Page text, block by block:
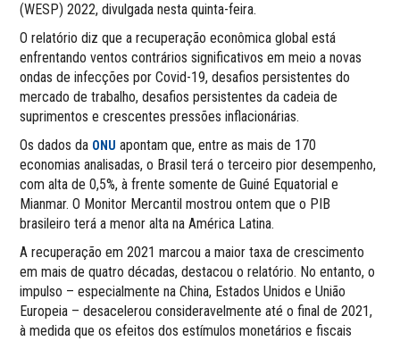
(WESP) 2022, divulgada nesta quinta-feira.
O relatório diz que a recuperação econômica global está
enfrentando ventos contrários significativos em meio a novas
ondas de infecções por Covid-19, desafios persistentes do
mercado de trabalho, desafios persistentes da cadeia de
suprimentos e crescentes pressões inflacionárias.
Os dados da ONU apontam que, entre as mais de 170
economias analisadas, o Brasil terá o terceiro pior desempenho,
com alta de 0,5%, à frente somente de Guiné Equatorial e
Mianmar. O Monitor Mercantil mostrou ontem que o PIB
brasileiro terá a menor alta na América Latina.
A recuperação em 2021 marcou a maior taxa de crescimento
em mais de quatro décadas, destacou o relatório. No entanto, o
impulso – especialmente na China, Estados Unidos e União
Europeia – desacelerou consideravelmente até o final de 2021,
à medida que os efeitos dos estímulos monetários e fiscais